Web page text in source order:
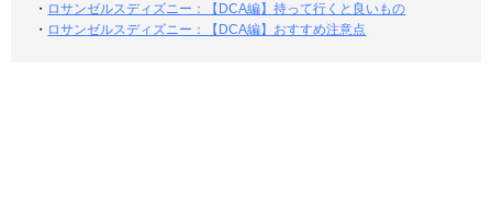
・ ロサンゼルスディズニー：【DCA編】持って行くと良いもの
・ ロサンゼルスディズニー：【DCA編】おすすめ注意点